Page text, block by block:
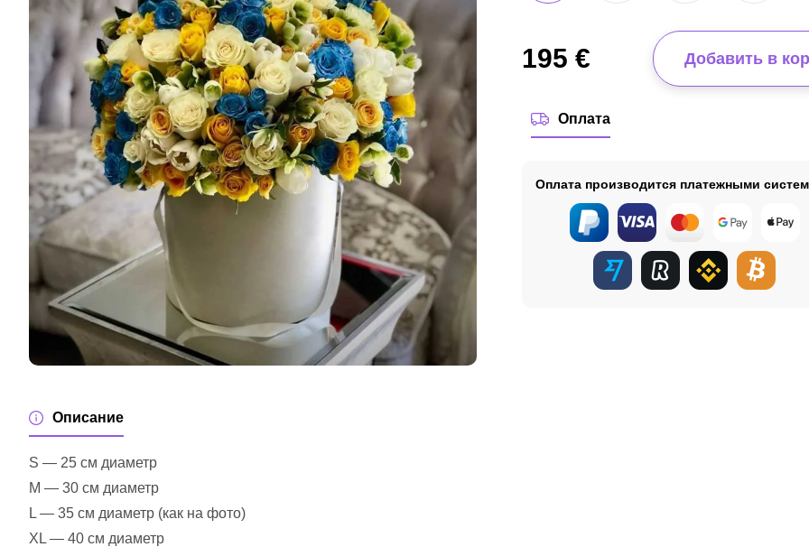
195 € Добавить в
Оплата
Оплата производится платежными
Описание
S — 25 см диаметр
M — 30 см диаметр
L — 35 см диаметр (как на фото)
XL — 40 см диаметр